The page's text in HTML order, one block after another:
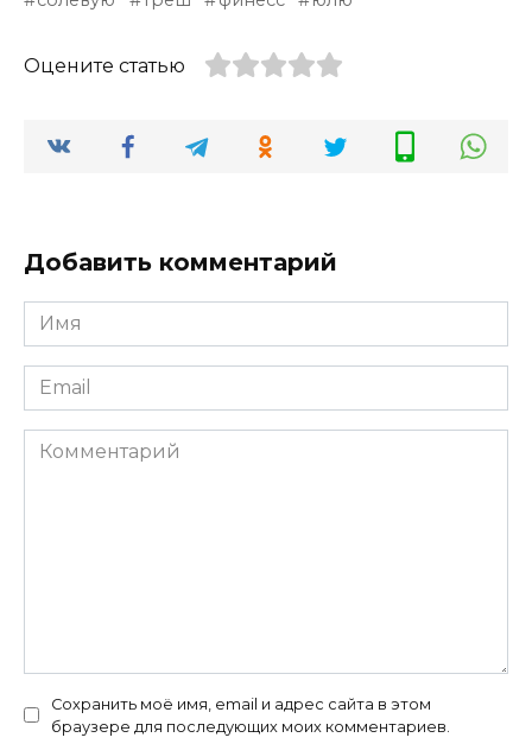
Оцените статью
Добавить комментарий
Имя
*
Email
*
Комментарий
Сохранить моё имя, email и адрес сайта в этом
браузере для последующих моих комментариев.